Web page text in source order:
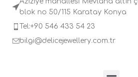
blok no 50/115 Karatay Konya
Tel:+90 546 433 54 23
bilgi@delicejewellery.com.tr